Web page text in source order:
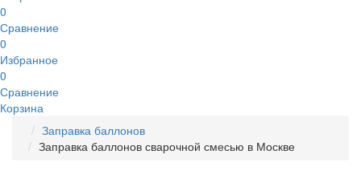
0
Сравнение
0
Избранное
0
Сравнение
Корзина
Заправка баллонов
Заправка баллонов сварочной смесью в Москве